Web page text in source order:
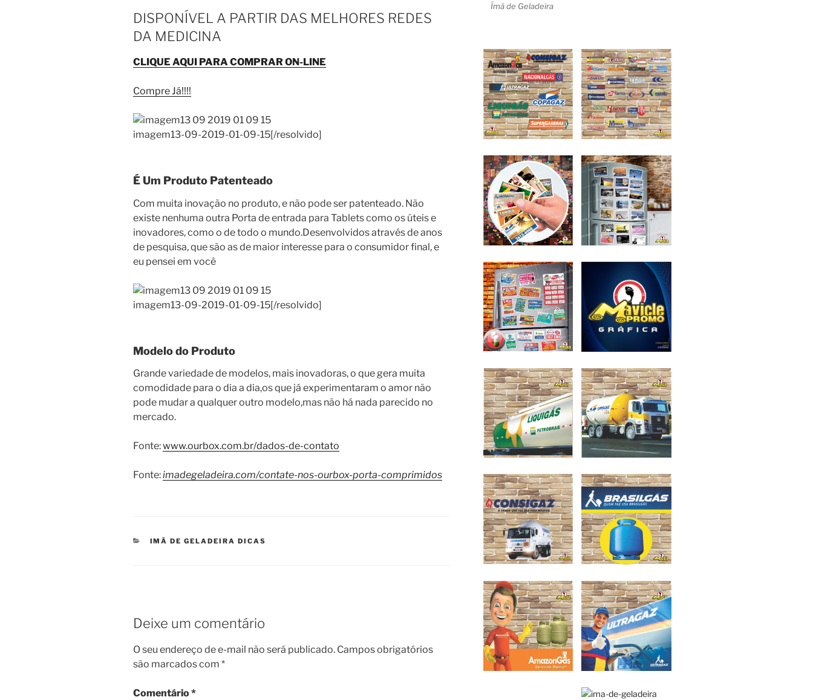
DISPONÍVEL A PARTIR DAS MELHORES REDES
DA MEDICINA
CLIQUE AQUI PARA COMPRAR ON-LINE
Compre Já!!!!
imagem13-09-2019-01-09-15[/resolvido]
É Um Produto Patenteado
Com muita inovação no produto, e não pode ser patenteado. Não
existe nenhuma outra Porta de entrada para Tablets como os úteis e
inovadores, como o de todo o mundo.Desenvolvidos através de anos
de pesquisa, que são as de maior interesse para o consumidor final, e
eu pensei em você
imagem13-09-2019-01-09-15[/resolvido]
Modelo do Produto
Grande variedade de modelos, mais inovadoras, o que gera muita
comodidade para o dia a dia,os que já experimentaram o amor não
pode mudar a qualquer outro modelo,mas não há nada parecido no
mercado.
Fonte:www.ourbox.com.br/dados-de-contato
Fonte:imadegeladeira.com/contate-nos-ourbox-porta-comprimidos
CATEGORIAS
IMÃ DE GELADEIRA DICAS
Deixe um comentário
O seu endereço de e-mail não será publicado. Campos obrigatórios
são marcados com *
Comentário*
Ímã de Geladeira